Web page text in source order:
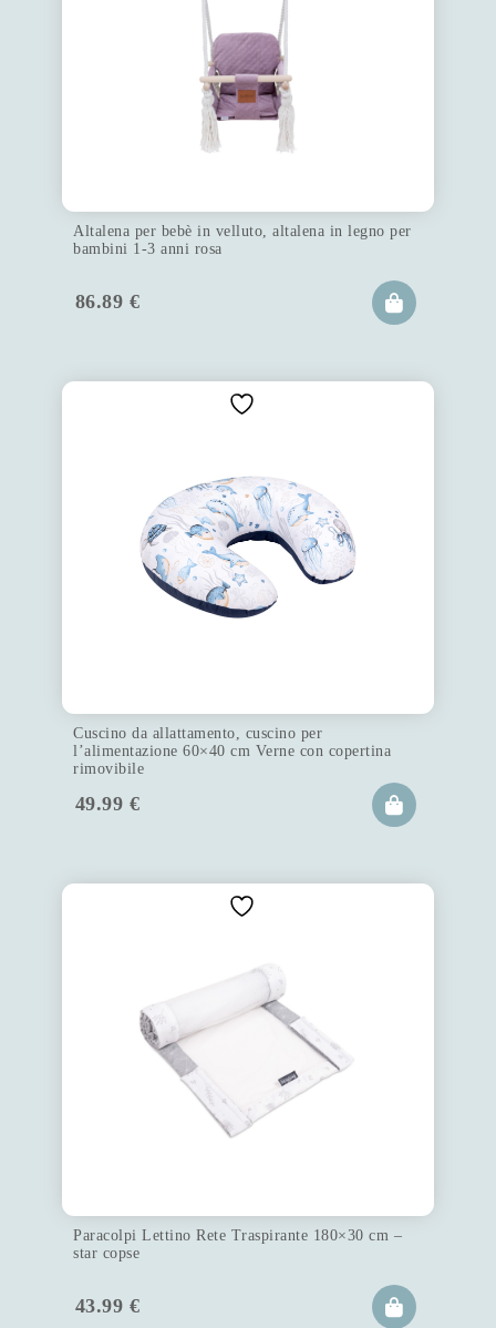
Altalena per bebè in velluto, altalena in legno per
bambini 1-3 anni rosa
86.89 €
Cuscino da allattamento, cuscino per
l’alimentazione 60×40 cm Verne con copertina
rimovibile
49.99 €
Paracolpi Lettino Rete Traspirante 180×30 cm –
star copse
43.99 €